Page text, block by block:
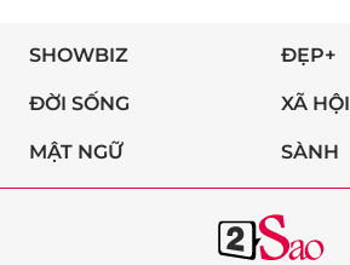
SHOWBIZ ĐẸP+
ĐỜI SỐNG XÃ HỘI
MẬT NGỮ SÀNH